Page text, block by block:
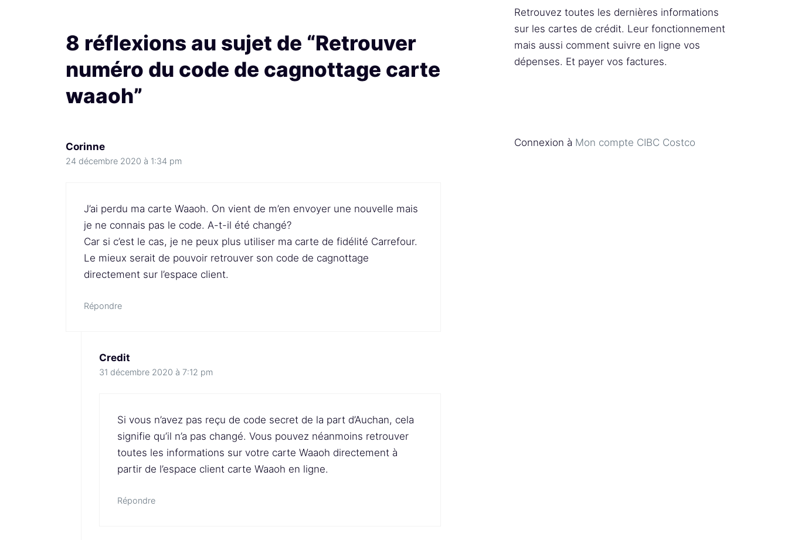
8 réflexions au sujet de “Retrouver
numéro du code de cagnottage carte
waaoh”
Corinne
24 décembre 2020 à 1:34 pm
J’ai perdu ma carte Waaoh. On vient de m’en envoyer une nouvelle mais
je ne connais pas le code. A-t-il été changé?
Car si c’est le cas, je ne peux plus utiliser ma carte de fidélité Carrefour.
Le mieux serait de pouvoir retrouver son code de cagnottage
directement sur l’espace client.
Répondre
Credit
31 décembre 2020 à 7:12 pm
Si vous n’avez pas reçu de code secret de la part d’Auchan, cela
signifie qu’il n’a pas changé. Vous pouvez néanmoins retrouver
toutes les informations sur votre carte Waaoh directement à
partir de l’espace client carte Waaoh en ligne.
Répondre
Retrouvez toutes les dernières informations
sur les cartes de crédit. Leur fonctionnement
mais aussi comment suivre en ligne vos
dépenses. Et payer vos factures.
Connexion à Mon compte CIBC Costco